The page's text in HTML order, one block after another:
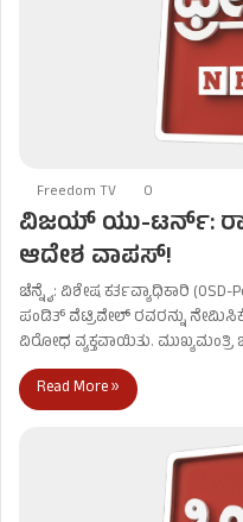
Freedom TV 0
ವಿಜಯ್ ಯು-ಟರ್ನ್:
ಆದೇಶ ವಾಪಸ್!
ಚೆನ್ನೈ: ವಿಶೇಷ ಕರ್ತವ್ಯಾಧಿಕಾರಿ
ಪಂಡಿತ್ ವೆಟ್ರಿವೇಲ್ ರವರನ್ನು
ವಿರೋಧ ವ್ಯಕ್ತವಾಯಿತು.
Read More »